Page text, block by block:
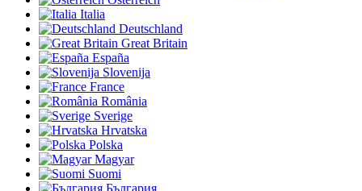
Italia
Deutschland
Great Britain
España
Slovenija
France
România
Sverige
Hrvatska
Polska
Magyar
Suomi